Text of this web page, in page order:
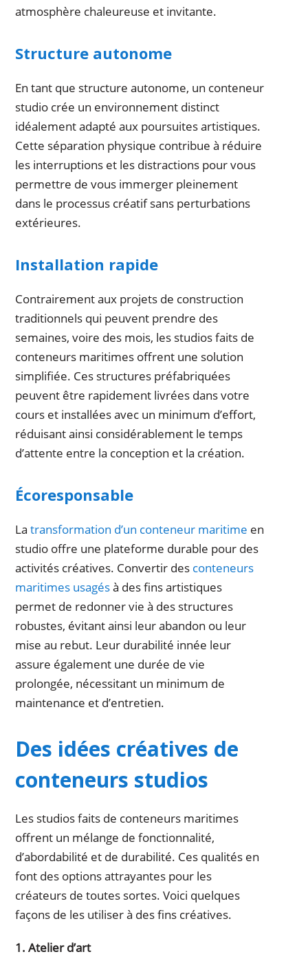
atmosphère chaleureuse et invitante.
Structure autonome
En tant que structure autonome, un conteneur
studio crée un environnement distinct
idéalement adapté aux poursuites artistiques.
Cette séparation physique contribue à réduire
les interruptions et les distractions pour vous
permettre de vous immerger pleinement
dans le processus créatif sans perturbations
extérieures.
Installation rapide
Contrairement aux projets de construction
traditionnels qui peuvent prendre des
semaines, voire des mois, les studios faits de
conteneurs maritimes offrent une solution
simplifiée. Ces structures préfabriquées
peuvent être rapidement livrées dans votre
cours et installées avec un minimum d’effort,
réduisant ainsi considérablement le temps
d’attente entre la conception et la création.
Écoresponsable
Latransformation d’un conteneur maritime en
studio offre une plateforme durable pour des
activités créatives. Convertir des conteneurs
maritimes usagésà des fins artistiques
permet de redonner vie à des structures
robustes, évitant ainsi leur abandon ou leur
mise au rebut. Leur durabilité innée leur
assure également une durée de vie
prolongée, nécessitant un minimum de
maintenance et d’entretien.
Des idées créatives de
conteneurs studios
Les studios faits de conteneurs maritimes
offrent un mélange de fonctionnalité,
d’abordabilité et de durabilité. Ces qualités en
font des options attrayantes pour les
créateurs de toutes sortes. Voici quelques
façons de les utiliser à des fins créatives.
1. Atelier d’art